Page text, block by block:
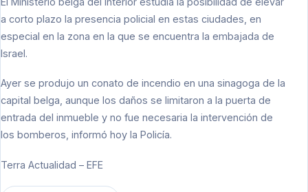
a corto plazo la presencia policial en estas ciudades, en
especial en la zona en la que se encuentra la embajada de
Israel.
Ayer se produjo un conato de incendio en una sinagoga de la
capital belga, aunque los daños se limitaron a la puerta de
entrada del inmueble y no fue necesaria la intervención de
los bomberos, informó hoy la Policía.
Terra Actualidad – EFE